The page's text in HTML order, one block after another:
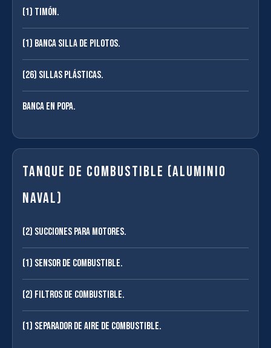
(1) Timón.
(1) Banca silla de pilotos.
(26) Sillas plásticas.
Banca en popa.
Tanque de combustible (aluminio
naval)
(2) Succiones para motores.
(1) Sensor de combustible.
(2) Filtros de combustible.
(1) Separador de aire de combustible.